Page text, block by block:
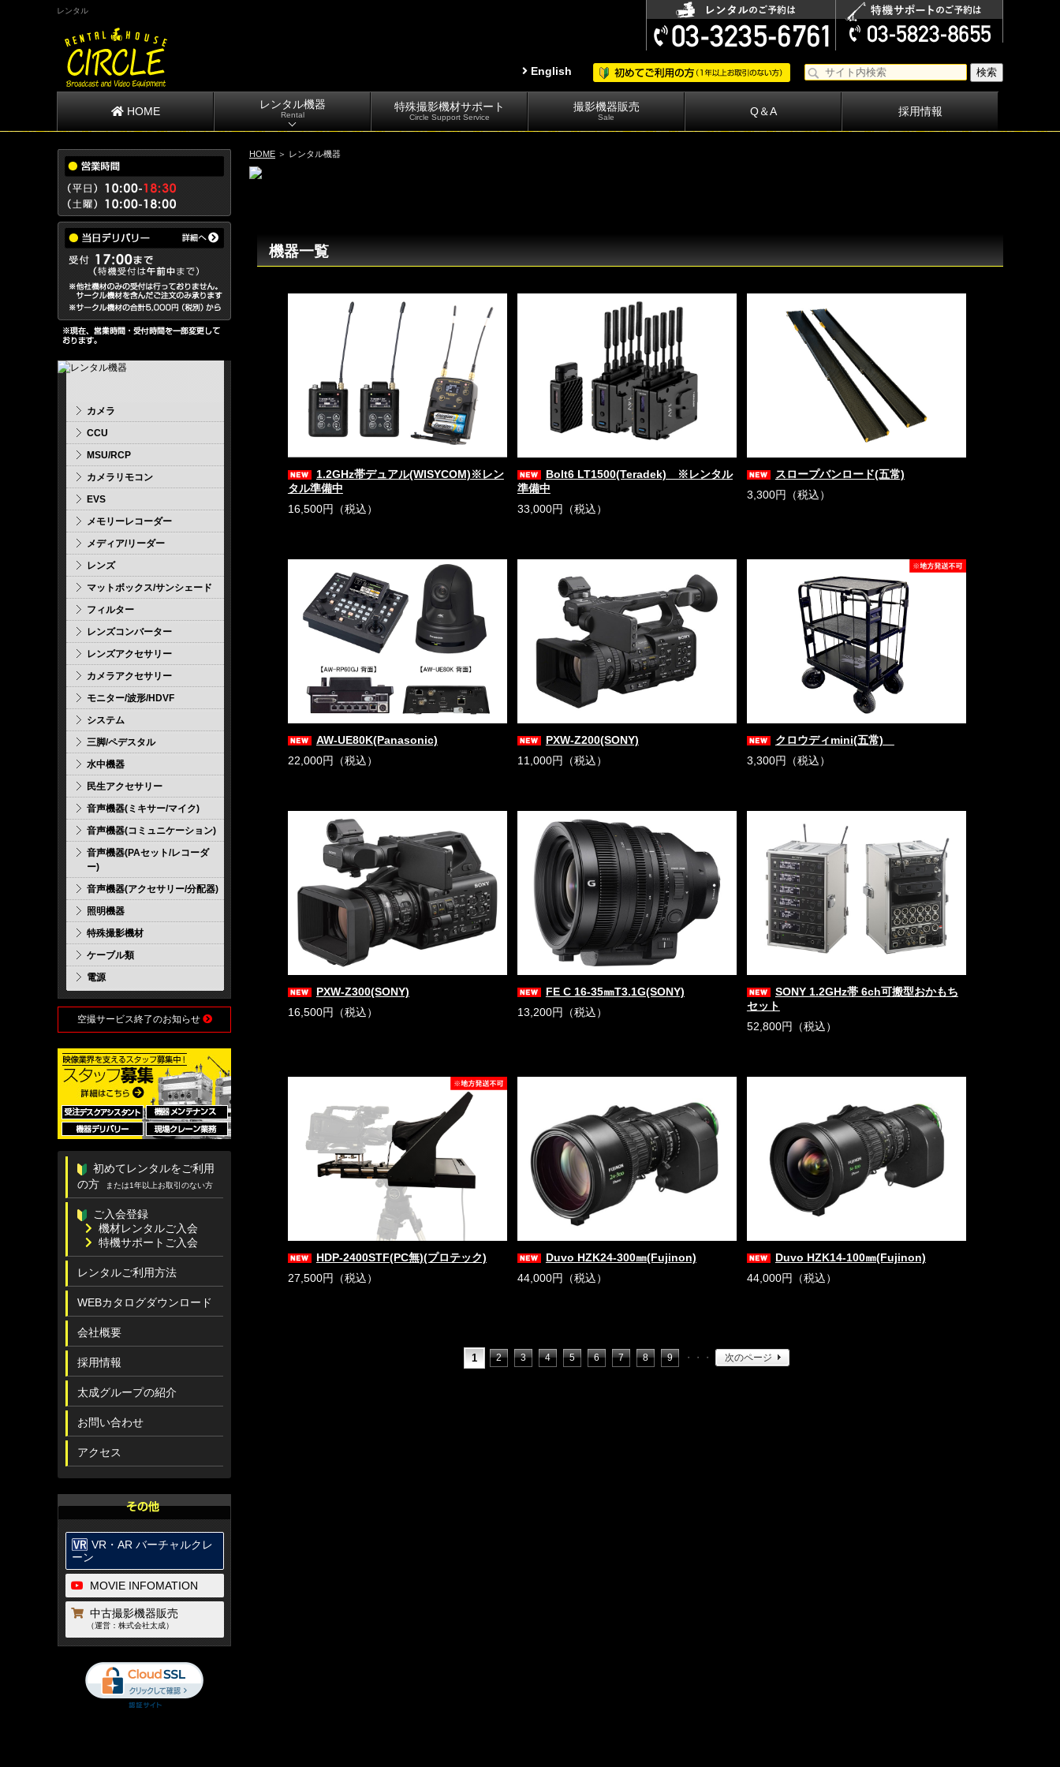
レンタル
English
HOME
レンタル機器
Rental
特殊撮影機材サポート
Circle Support Service
撮影機器販売
Sale Q＆A 採用情報
HOME ＞ レンタル機器
機器一覧
1.2GHz帯デュアル(WISYCOM)※レン
タル準備中
16,500円（税込）
Bolt6 LT1500(Teradek) ※レンタル
準備中
33,000円（税込）
スロープバンロード(五常)
3,300円（税込）
AW-UE80K(Panasonic)
22,000円（税込）
PXW-Z200(SONY)
11,000円（税込）
クロウディmini(五常)
3,300円（税込）
PXW-Z300(SONY)
16,500円（税込）
FE C 16-35㎜T3.1G(SONY)
13,200円（税込）
SONY 1.2GHz帯 6ch可搬型おかもち
セット
52,800円（税込）
HDP-2400STF(PC無)(プロテック)
27,500円（税込）
Duvo HZK24-300㎜(Fujinon)
44,000円（税込）
Duvo HZK14-100㎜(Fujinon)
44,000円（税込）
1 2 3 4 5 6 7 8 9 ・・・ 次のページ
カメラ
CCU
MSU/RCP
カメラリモコン
EVS
メモリーレコーダー
メディア/リーダー
レンズ
マットボックス/サンシェード
フィルター
レンズコンバーター
レンズアクセサリー
カメラアクセサリー
モニター/波形/HDVF
システム
三脚/ペデスタル
水中機器
民生アクセサリー
音声機器(ミキサー/マイク)
音声機器(コミュニケーション)
音声機器(PAセット/レコーダ
ー)
音声機器(アクセサリー/分配器)
照明機器
特殊撮影機材
ケーブル類
電源
空撮サービス終了のお知らせ
初めてレンタルをご利用
の方
または1年以上お取引のない方
ご入会登録
機材レンタルご入会
特機サポートご入会
レンタルご利用方法
WEBカタログダウンロード
会社概要
採用情報
太成グループの紹介
お問い合わせ
アクセス
VR・AR バーチャルクレ
ーン
MOVIE INFOMATION
中古撮影機器販売
（運営：株式会社太成）